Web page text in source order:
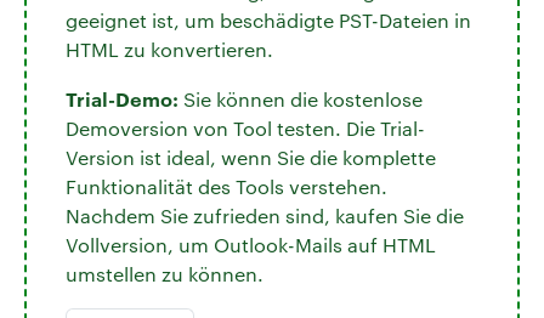
geeignet ist, um beschädigte PST-Dateien in
HTML zu konvertieren.
Trial-Demo: Sie können die kostenlose
Demoversion von Tool testen. Die Trial-
Version ist ideal, wenn Sie die komplette
Funktionalität des Tools verstehen.
Nachdem Sie zufrieden sind, kaufen Sie die
Vollversion, um Outlook-Mails auf HTML
umstellen zu können.